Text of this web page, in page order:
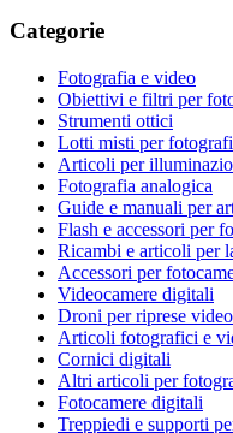
Categorie
Fotografia e video
Obiettivi e filtri per
Strumenti ottici
Lotti misti per
Articoli per
Fotografia analogica
Guide e manuali per
Flash e accessori per
Ricambi e articoli per
Accessori per
Videocamere digitali
Droni per riprese video
Articoli fotografici e
Cornici digitali
Altri articoli per
Fotocamere digitali
Treppiedi e supporti